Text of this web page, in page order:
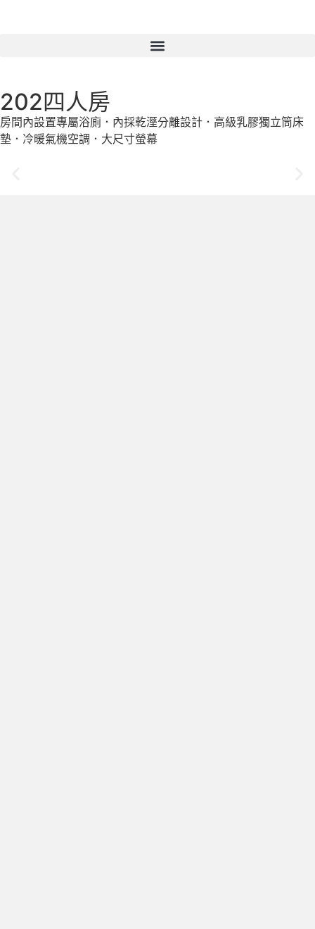
202四人房
房間內設置專屬浴廁．內採乾溼分離設計． 高級乳膠獨立筒床
墊 ．冷暖氣機空調． 大尺寸螢幕